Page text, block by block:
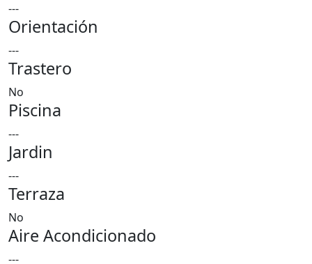
---
Orientación
---
Trastero
No
Piscina
---
Jardin
---
Terraza
No
Aire Acondicionado
---